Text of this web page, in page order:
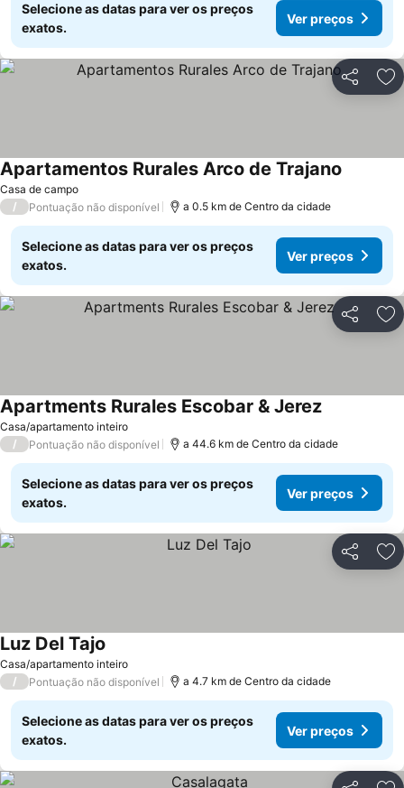
Selecione as datas para ver os preços
exatos.
Ver preços
Partilhar
Casa de campo
Apartamentos Rurales Arco de Trajano
/ Pontuação não disponível a 0.5 km de Centro da cidade
Selecione as datas para ver os preços
exatos.
Ver preços
Partilhar
Casa/apartamento inteiro
Apartments Rurales Escobar & Jerez
/ Pontuação não disponível a 44.6 km de Centro da cidade
Selecione as datas para ver os preços
exatos.
Ver preços
Partilhar
Casa/apartamento inteiro
Luz Del Tajo
/ Pontuação não disponível a 4.7 km de Centro da cidade
Selecione as datas para ver os preços
exatos.
Ver preços